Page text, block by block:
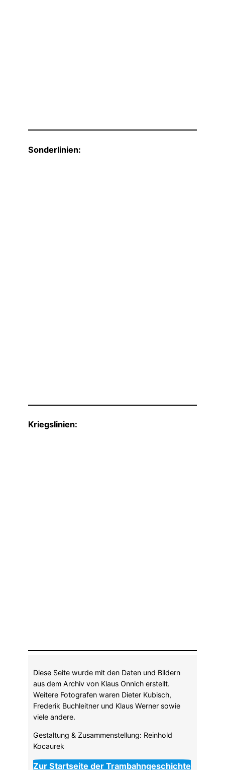
Sonderlinien:
Kriegslinien:
Diese Seite wurde mit den Daten und Bildern
aus dem Archiv von Klaus Onnich erstellt.
Weitere Fotografen waren Dieter Kubisch,
Frederik Buchleitner und Klaus Werner sowie
viele andere.
Gestaltung & Zusammenstellung: Reinhold
Kocaurek
Zur Startseite der Trambahngeschichte